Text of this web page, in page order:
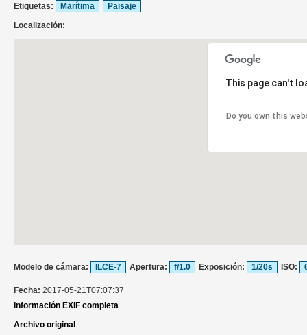
Etiquetas: Marítima
Paisaje
Localización:
This page can't
Do you own this
Modelo de cámara: ILCE-7 Apertura: f/1.0 Exposición: 1/20s ISO:
Fecha: 2017-05-21T07:07:37
Información EXIF completa
Archivo original